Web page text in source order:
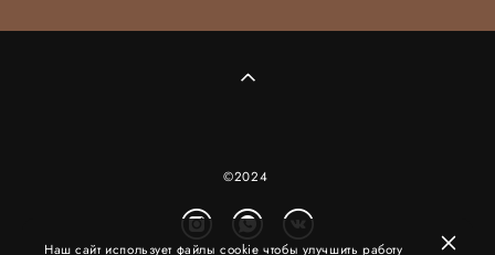
©2024
Наш сайт использует файлы cookie чтобы улучшить работу